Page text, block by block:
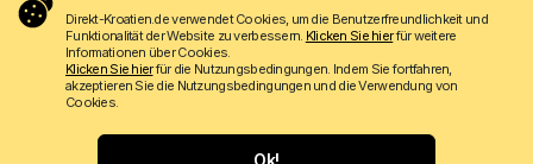
Folgen Sie uns
Direkt-Kroatien.de verwendet Cookies, um die Benutzerfreundlichkeit und
Funktionalität der Website zu verbessern. Klicken Sie hierfür weitere
Informationen über Cookies.
Klicken Sie hierfür die Nutzungsbedingungen. Indem Sie fortfahren,
akzeptieren Sie die Nutzungsbedingungen und die Verwendung von
Cookies.
Ok!